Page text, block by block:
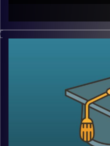
המחלקה לכלכלה
בעזרתם
הרציונליות
מלמד מחקר רב
הנוגע להבדל בין
העניין בהגדלת